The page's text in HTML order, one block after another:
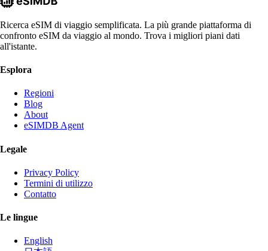
Ricerca eSIM di viaggio semplificata. La più grande piattaforma di
confronto eSIM da viaggio al mondo. Trova i migliori piani dati
all'istante.
Esplora
Regioni
Blog
About
eSIMDB Agent
Legale
Privacy Policy
Termini di utilizzo
Contatto
Le lingue
English